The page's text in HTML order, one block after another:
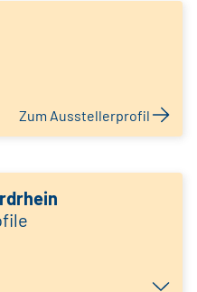
Zum Ausstellerprofil